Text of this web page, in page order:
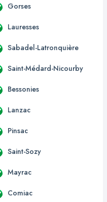
Gorses
Lauresses
Sabadel-Latronquière
Saint-Médard-Nicourby
Bessonies
Lanzac
Pinsac
Saint-Sozy
Mayrac
Comiac